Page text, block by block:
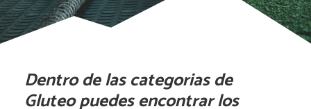
Dentro de las categorias de
Gluteo puedes encontrar los